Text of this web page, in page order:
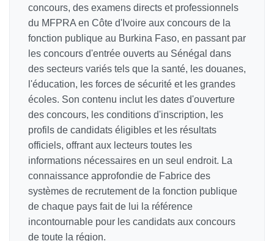
concours, des examens directs et professionnels
du MFPRA en Côte d'Ivoire aux concours de la
fonction publique au Burkina Faso, en passant par
les concours d'entrée ouverts au Sénégal dans
des secteurs variés tels que la santé, les douanes,
l'éducation, les forces de sécurité et les grandes
écoles. Son contenu inclut les dates d'ouverture
des concours, les conditions d'inscription, les
profils de candidats éligibles et les résultats
officiels, offrant aux lecteurs toutes les
informations nécessaires en un seul endroit. La
connaissance approfondie de Fabrice des
systèmes de recrutement de la fonction publique
de chaque pays fait de lui la référence
incontournable pour les candidats aux concours
de toute la région.